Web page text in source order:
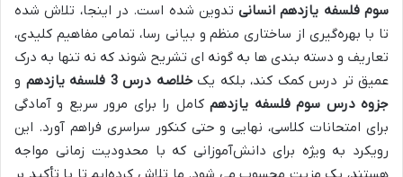
سوم فلسفه یازدهم انسانیتدوین شده است. در اینجا، تلاش شده
تا با بهره‌گیری از ساختاری منظم و بیانی رسا، تمامی مفاهیم کلیدی،
تعاریف و دسته بندی ها به گونه ای تشریح شوند که نه تنها به درک
عمیق تر درس کمک کند، بلکه یکخلاصه درس 3 فلسفه یازدهم
و
جزوه درس سوم فلسفه یازدهمکامل را برای مرور سریع و آمادگی
برای امتحانات کلاسی، نهایی و حتی کنکور سراسری فراهم آورد. این
رویکرد به ویژه برای دانش‌آموزانی که با محدودیت زمانی مواجه